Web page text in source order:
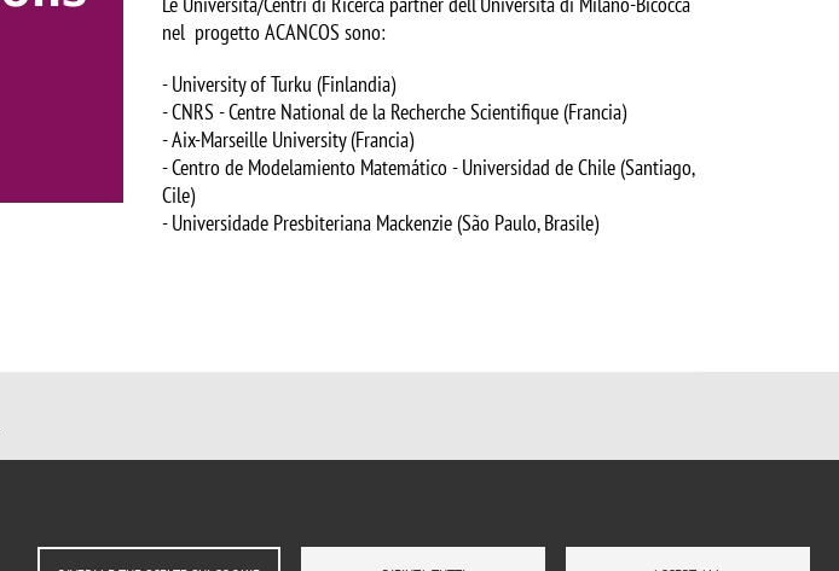
nel progetto ACANCOS sono:
- University of Turku (Finlandia)
- CNRS - Centre National de la Recherche Scientifique (Francia)
- Aix-Marseille University (Francia)
- Centro de Modelamiento Matemático - Universidad de Chile (Santiago,
Cile)
- Universidade Presbiteriana Mackenzie (São Paulo, Brasile)